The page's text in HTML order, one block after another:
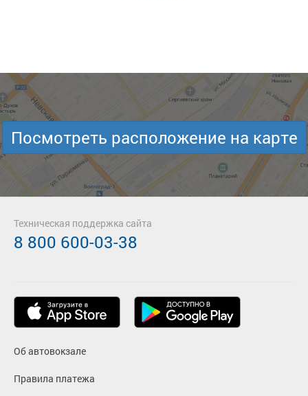
Посмотреть расположение на карте
Об автовокзале
Правила платежа
Техническая поддержка сайта
8 800 600-03-38